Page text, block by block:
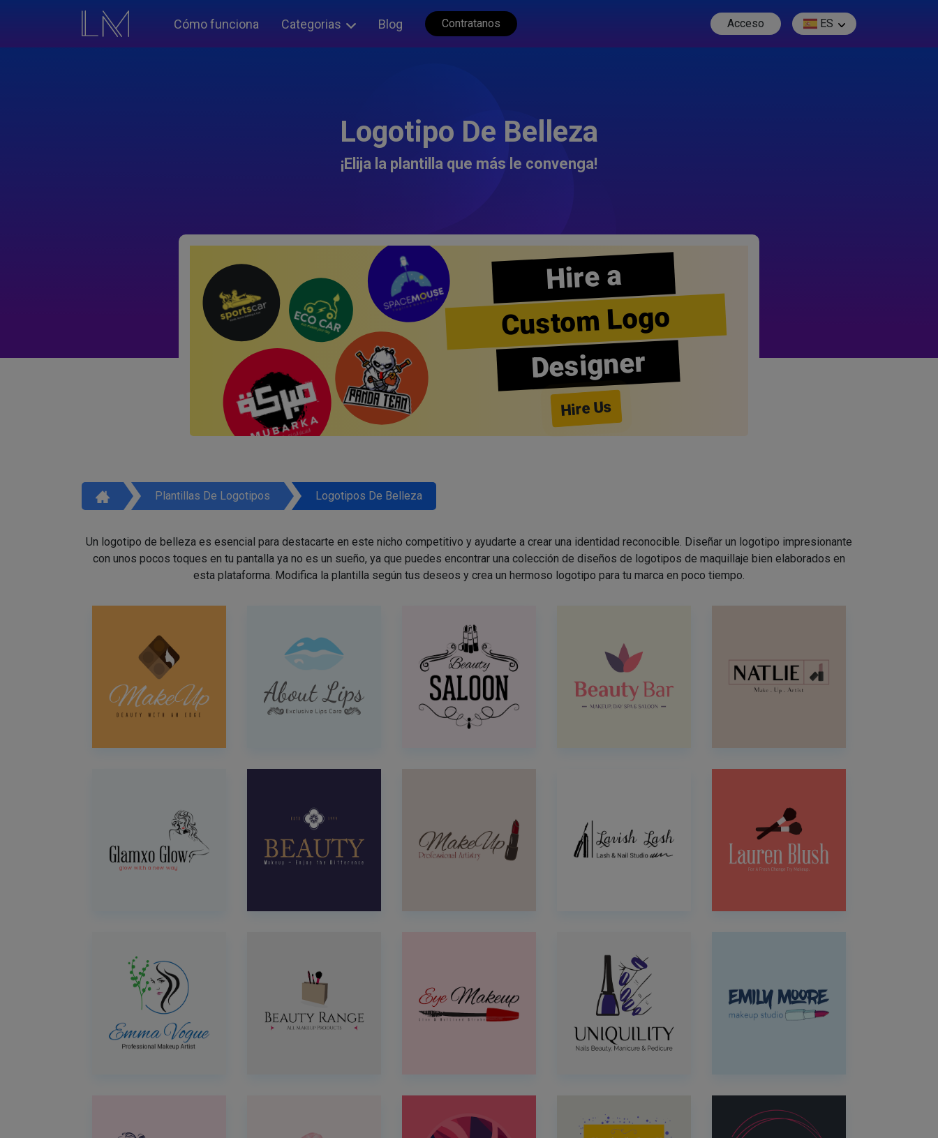
Cómo funciona Categorias Blog Contratanos Acceso ES
Logotipo De Belleza
¡Elija la plantilla que más le convenga!
Hire a
Custom Logo
Designer
Hire Us
Plantillas De Logotipos Logotipos De Belleza
Un logotipo de belleza es esencial para destacarte en este nicho competitivo y ayudarte a crear una identidad reconocible. Diseñar un logotipo impresionante
con unos pocos toques en tu pantalla ya no es un sueño, ya que puedes encontrar una colección de diseños de logotipos de maquillaje bien elaborados en
esta plataforma. Modifica la plantilla según tus deseos y crea un hermoso logotipo para tu marca en poco tiempo.